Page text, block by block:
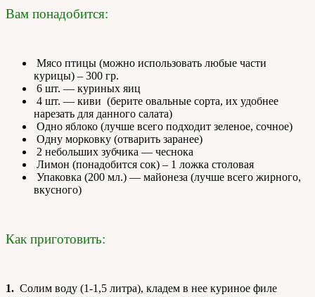
Вам понадобится:
Мясо птицы (можно использовать любые части
курицы) – 300 гр.
6 шт. — куриных яиц
4 шт. — киви (берите овальные сорта, их удобнее
нарезать для данного салата)
Одно яблоко (лучше всего подходит зеленое, сочное)
Одну морковку (отварить заранее)
2 небольших зубчика — чеснока
Лимон (понадобится сок) – 1 ложка столовая
Упаковка (200 мл.) — майонеза (лучше всего жирного,
вкусного)
Как приготовить:
1. Солим воду (1-1,5 литра), кладем в нее куриное филе